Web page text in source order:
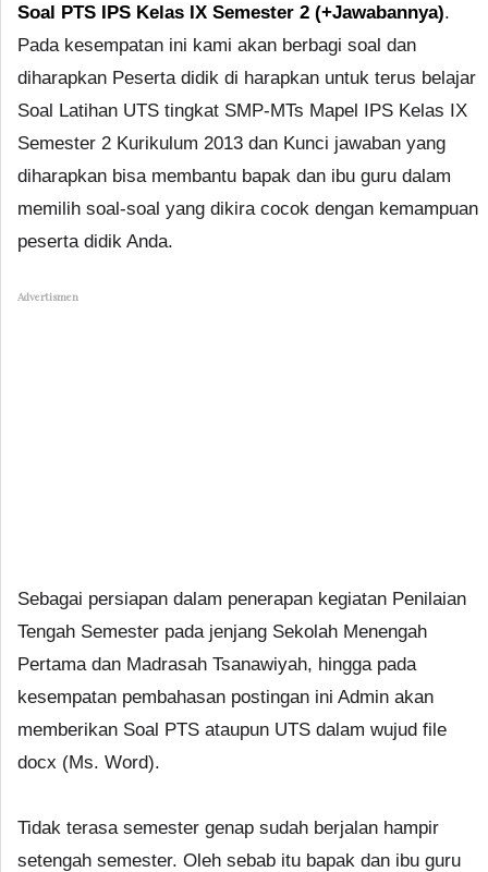
Soal PTS IPS Kelas IX Semester 2 (+Jawabannya).
Pada kesempatan ini kami akan berbagi soal dan
diharapkan Peserta didik di harapkan untuk terus belajar
Soal Latihan UTS tingkat SMP-MTs Mapel IPS Kelas IX
Semester 2 Kurikulum 2013 dan Kunci jawaban yang
diharapkan bisa membantu bapak dan ibu guru dalam
memilih soal-soal yang dikira cocok dengan kemampuan
peserta didik Anda.
Advertismen
Sebagai persiapan dalam penerapan kegiatan Penilaian
Tengah Semester pada jenjang Sekolah Menengah
Pertama dan Madrasah Tsanawiyah, hingga pada
kesempatan pembahasan postingan ini Admin akan
memberikan Soal PTS ataupun UTS dalam wujud file
docx (Ms. Word).
Tidak terasa semester genap sudah berjalan hampir
setengah semester. Oleh sebab itu bapak dan ibu guru